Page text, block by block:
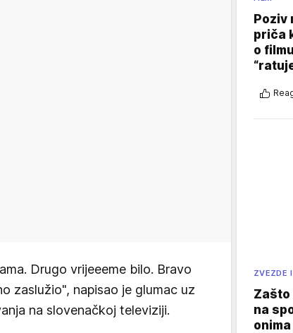
Drugo vrijeeeme bilo. Bravo
zaslužio", napisao je glumac uz
na slovenačkoj televiziji.
Poziv
priča
o
ZVEZDE
Zašto
na